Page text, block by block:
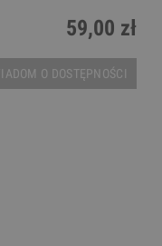
59,00 zł
O DOSTĘPNOŚCI